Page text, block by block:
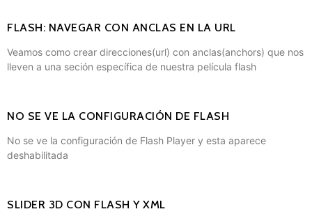
FLASH: NAVEGAR CON ANCLAS EN LA URL
Veamos como crear direcciones(url) con anclas(anchors) que nos
lleven a una seción específica de nuestra película flash
NO SE VE LA CONFIGURACIÓN DE FLASH
No se ve la configuración de Flash Player y esta aparece
deshabilitada
SLIDER 3D CON FLASH Y XML